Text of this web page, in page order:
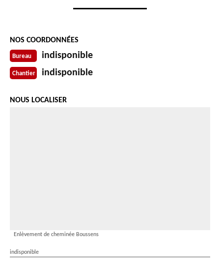
NOS COORDONNÉES
Bureau indisponible
Chantier indisponible
NOUS LOCALISER
Enlèvement de cheminée Boussens
indisponible